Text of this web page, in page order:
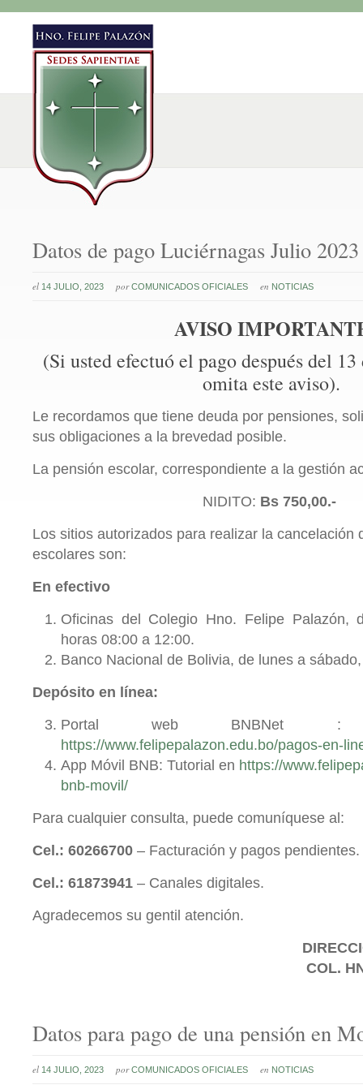
Datos de pago Luciérnagas Julio 2023
el 14 JULIO, 2023 por COMUNICADOS OFICIALES en NOTICIAS
AVISO
(Si usted efectuó el pago después del
omita este aviso).
Le recordamos que tiene deuda por pensiones, s
sus obligaciones a la brevedad posible.
La pensión escolar, correspondiente a la gestión
NIDITO: Bs 750,00.-
Los sitios autorizados para realizar la cancelación
escolares son:
En efectivo
Oficinas del Colegio Hno. Felipe Palazón,
horas 08:00 a 12:00.
Banco Nacional de Bolivia, de lunes a
Depósito en línea:
Portal web BNBNet :
https://www.felipepalazon.edu.bo/pagos-en-
App Móvil BNB: Tutorial en https://
bnb-movil/
Para cualquier consulta, puede comuníquese al:
Cel.: 60266700 – Facturación y pagos pendientes.
Cel.: 61873941 – Canales digitales.
Agradecemos su gentil atención.
COL.
Datos para pago de una pensión en
el 14 JULIO, 2023 por COMUNICADOS OFICIALES en NOTICIAS